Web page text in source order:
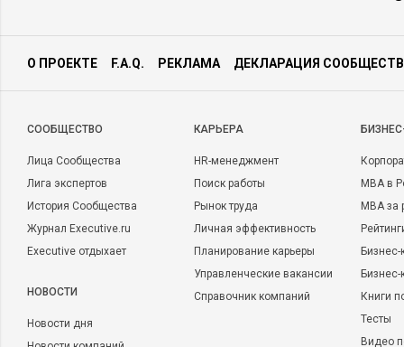
О ПРОЕКТЕ F.A.Q. РЕКЛАМА ДЕКЛАРАЦИЯ
CООБЩЕСТВО
Лица Сообщества
Лига экспертов
История Сообщества
Журнал Executive.ru
Executive отдыхает
НОВОСТИ
Новости дня
КАРЬЕРА
HR-менеджмент
Поиск работы
Рынок труда
Личная эффективность
Планирование карьеры
Управленческие вакансии
Справочник компаний
MBA в
MBA
Бизнес-
Книги
Тесты
Видео